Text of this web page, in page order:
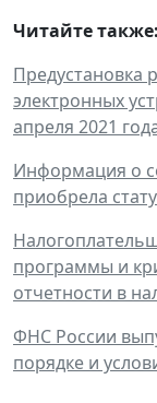
Читайте также:
Предустановка
электронных
апреля 2021
Информация о
приобрела
программы и
отчетности в
ФНС России
порядке и